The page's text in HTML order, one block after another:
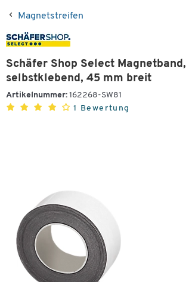
Magnetstreifen
Schäfer Shop Select Magnetband,
selbstklebend, 45 mm breit
Artikelnummer: 162268-SW81
1 Bewertung